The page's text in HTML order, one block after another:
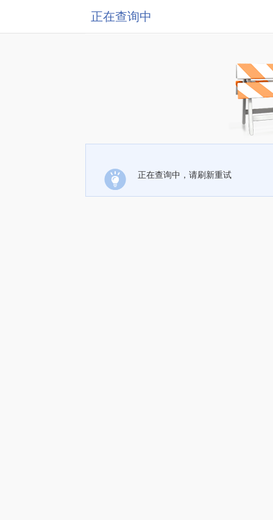
正在查询中
正在查询中，请刷新重试